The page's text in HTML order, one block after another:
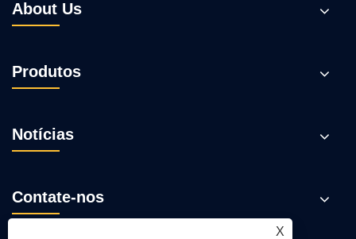
About Us
Produtos
Notícias
Contate-nos
X